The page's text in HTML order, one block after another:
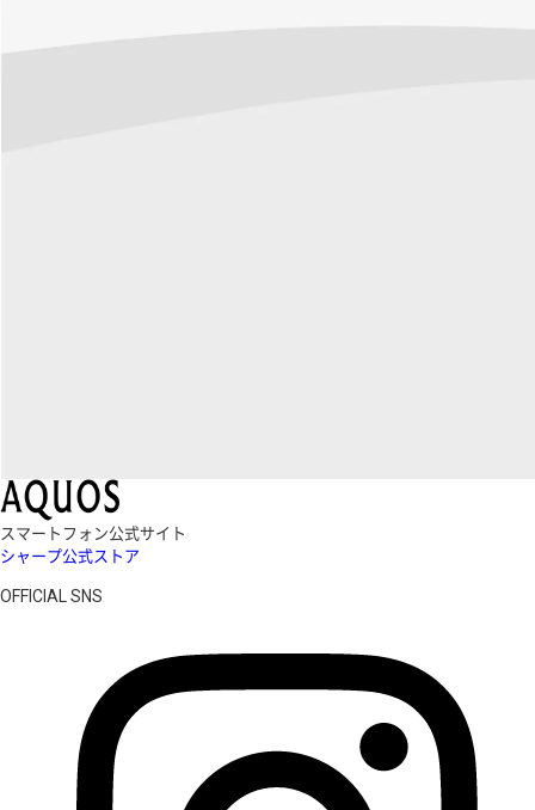
スマートフォン公式サイト
シャープ公式ストア
OFFICIAL SNS